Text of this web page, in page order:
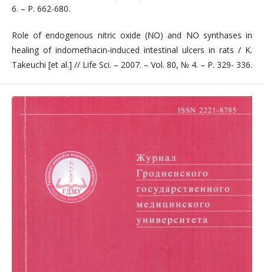
6. – P. 662-680.
Role of endogenous nitric oxide (NO) and NO synthases in
healing of indomethacin-induced intestinal ulcers in rats / K.
Takeuchi [et al.] // Life Sci. – 2007. – Vol. 80, № 4. – P. 329- 336.